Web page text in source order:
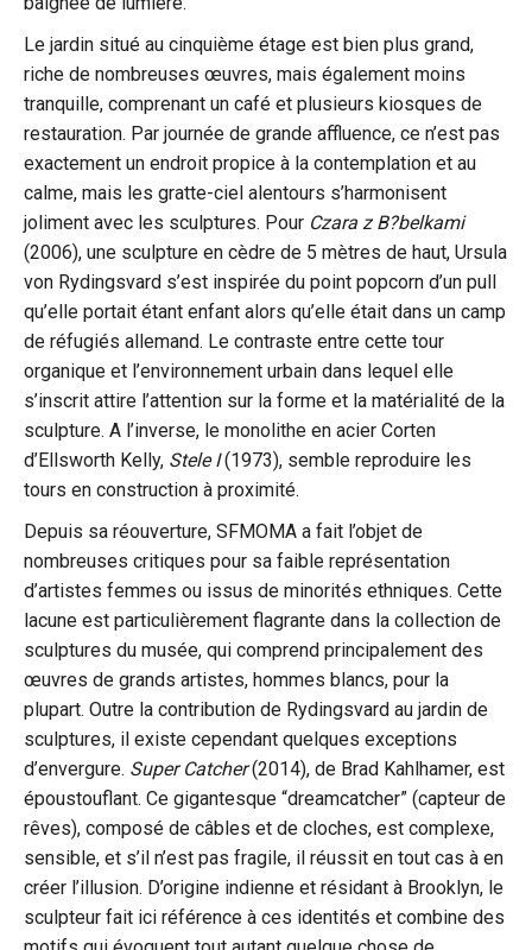
Le jardin situé au cinquième étage est bien plus grand,
riche de nombreuses œuvres, mais également moins
tranquille, comprenant un café et plusieurs kiosques de
restauration. Par journée de grande affluence, ce n’est pas
exactement un endroit propice à la contemplation et au
calme, mais les gratte-ciel alentours s’harmonisent
joliment avec les sculptures. Pour Czara z B?belkami
(2006), une sculpture en cèdre de 5 mètres de haut, Ursula
von Rydingsvard s’est inspirée du point popcorn d’un pull
qu’elle portait étant enfant alors qu’elle était dans un camp
de réfugiés allemand. Le contraste entre cette tour
organique et l’environnement urbain dans lequel elle
s’inscrit attire l’attention sur la forme et la matérialité de la
sculpture. A l’inverse, le monolithe en acier Corten
d’Ellsworth Kelly, Stele I(1973), semble reproduire les
tours en construction à proximité.
Depuis sa réouverture, SFMOMA a fait l’objet de
nombreuses critiques pour sa faible représentation
d’artistes femmes ou issus de minorités ethniques. Cette
lacune est particulièrement flagrante dans la collection de
sculptures du musée, qui comprend principalement des
œuvres de grands artistes, hommes blancs, pour la
plupart. Outre la contribution de Rydingsvard au jardin de
sculptures, il existe cependant quelques exceptions
d’envergure. Super Catcher(2014), de Brad Kahlhamer, est
époustouflant. Ce gigantesque “dreamcatcher” (capteur de
rêves), composé de câbles et de cloches, est complexe,
sensible, et s’il n’est pas fragile, il réussit en tout cas à en
créer l’illusion. D’origine indienne et résidant à Brooklyn, le
sculpteur fait ici référence à ces identités et combine des